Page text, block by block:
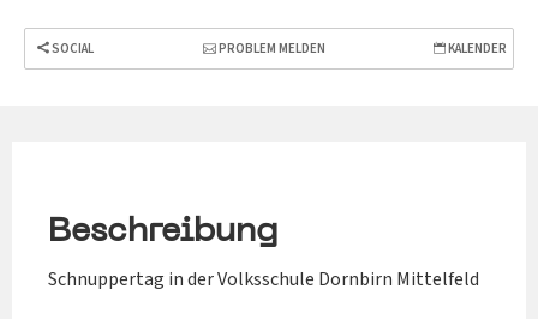
SOCIAL PROBLEM MELDEN KALENDER
Beschreibung
Schnuppertag in der Volksschule Dornbirn Mittelfeld